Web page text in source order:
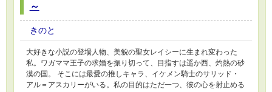
～
きのと
大好きな小説の登場人物、美貌の聖女レイシーに生まれ変わった
私。ワガママ王子の求婚を振り切って、目指すは遥か西、灼熱の砂
漠の国。 そこには最愛の推しキャラ、イケメン騎士のサリッド・
アル＝アスカリーがいる。私の目的はただ一つ、彼の心を射止める